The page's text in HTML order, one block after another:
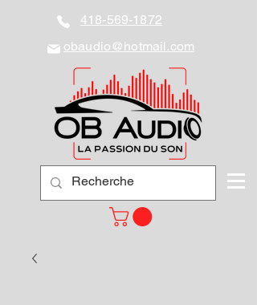
418-569-1872
obaudio@hotmail.com